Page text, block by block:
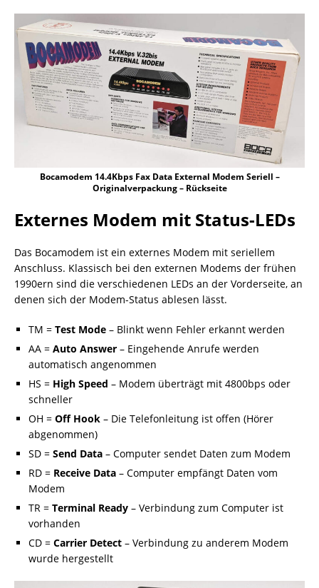
Bocamodem 14.4Kbps Fax Data External Modem Seriell –
Originalverpackung – Rückseite
Externes Modem mit Status-LEDs
Das Bocamodem ist ein externes Modem mit seriellem
Anschluss. Klassisch bei den externen Modems der frühen
1990ern sind die verschiedenen LEDs an der Vorderseite, an
denen sich der Modem-Status ablesen lässt.
TM = Test Mode – Blinkt wenn Fehler erkannt werden
AA = Auto Answer – Eingehende Anrufe werden
automatisch angenommen
HS = High Speed – Modem überträgt mit 4800bps oder
schneller
OH = Off Hook – Die Telefonleitung ist offen (Hörer
abgenommen)
SD = Send Data – Computer sendet Daten zum Modem
RD = Receive Data – Computer empfängt Daten vom
Modem
TR = Terminal Ready – Verbindung zum Computer ist
vorhanden
CD = Carrier Detect – Verbindung zu anderem Modem
wurde hergestellt